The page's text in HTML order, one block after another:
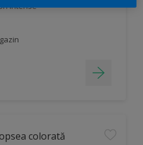
intense
colorată